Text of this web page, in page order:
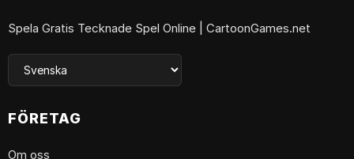
Spela Gratis Tecknade Spel Online | CartoonGames.net
FÖRETAG
Om oss